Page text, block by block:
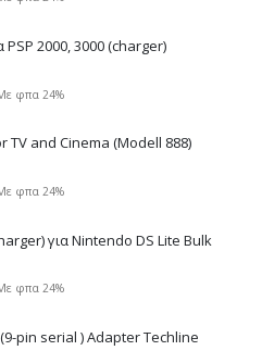
τιμήPSP 2000, 3000 (charger)
φπα 24%
TV and Cinema (Modell 888)
είναι:
φπα 24%
για Nintendo DS Lite Bulk
είναι:
φπα 24%
(9-pin serial ) Adapter Techline